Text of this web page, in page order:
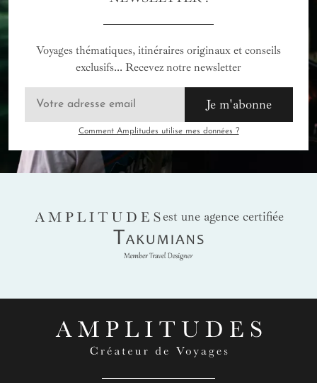
Voyages thématiques, itinéraires originaux et conseils
exclusifs... Recevez notre newsletter
Je m'abonne
Comment Amplitudes utilise mes données ?
AMPLITUDES
est une agence certifiée
Takumians